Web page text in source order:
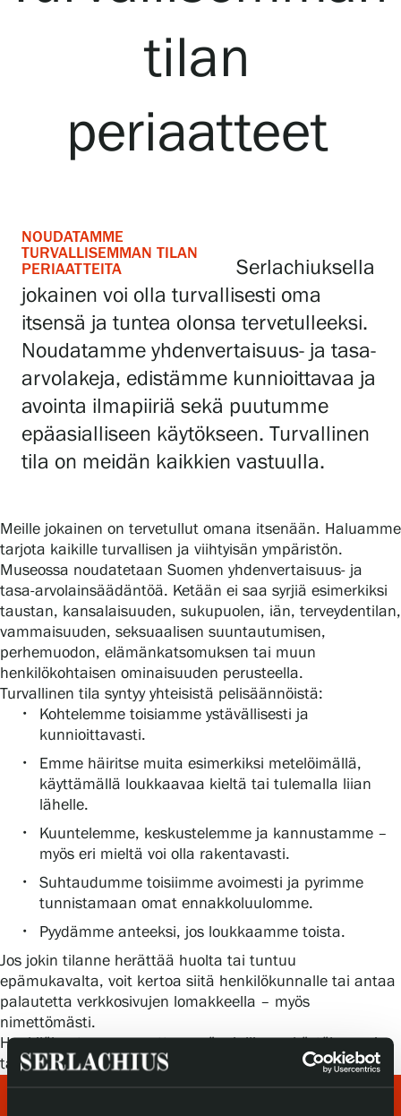
Kokoelmat ja museo
Serlachius Residenssi
SERLACHIUS+
Gösta Serlachiuksen taidesäätiö
Ravintola Gösta
Serlachius Taidesauna
Serlachius Art & Sauna Express
Medialle
Vastuullisuus
Esteettömyys
Tietosuoja ja evästeet
Verkkokauppa
tilan
periaatteet
NOUDATAMME
TURVALLISEMMAN TILAN
PERIAATTEITA
Serlachiuksella
jokainen voi olla turvallisesti oma
itsensä ja tuntea olonsa tervetulleeksi.
Noudatamme yhdenvertaisuus- ja tasa-
arvolakeja, edistämme kunnioittavaa ja
avointa ilmapiiriä sekä puutumme
epäasialliseen käytökseen. Turvallinen
tila on meidän kaikkien vastuulla.
Meille jokainen on tervetullut omana itsenään. Haluamme
tarjota kaikille turvallisen ja viihtyisän ympäristön.
Museossa noudatetaan Suomen yhdenvertaisuus- ja
tasa-arvolainsäädäntöä. Ketään ei saa syrjiä esimerkiksi
taustan, kansalaisuuden, sukupuolen, iän, terveydentilan,
vammaisuuden, seksuaalisen suuntautumisen,
perhemuodon, elämänkatsomuksen tai muun
henkilökohtaisen ominaisuuden perusteella.
Turvallinen tila syntyy yhteisistä pelisäännöistä:
Kohtelemme toisiamme ystävällisesti ja
kunnioittavasti.
Emme häiritse muita esimerkiksi metelöimällä,
käyttämällä loukkaavaa kieltä tai tulemalla liian
lähelle.
Kuuntelemme, keskustelemme ja kannustamme –
myös eri mieltä voi olla rakentavasti.
Suhtaudumme toisiimme avoimesti ja pyrimme
tunnistamaan omat ennakkoluulomme.
Pyydämme anteeksi, jos loukkaamme toista.
Jos jokin tilanne herättää huolta tai tuntuu
epämukavalta, voit kertoa siitä henkilökunnalle tai antaa
palautetta verkkosivujen lomakkeella – myös
nimettömästi.
Henkilökuntamme puuttuu epäasialliseen käytökseen ja
tarjoaa tarvittaessa tukea.